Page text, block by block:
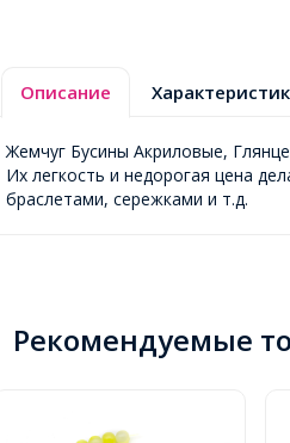
Описание
Жемчуг Бусины Акриловые,
Их легкость и недорогая цена
браслетами, сережками и т.д.
Рекомендуемые